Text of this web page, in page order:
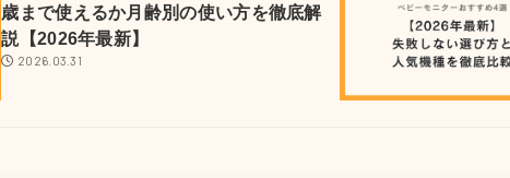
歳まで使えるか月齢別の使い方を徹底解
説【2026年最新】
2026.03.31